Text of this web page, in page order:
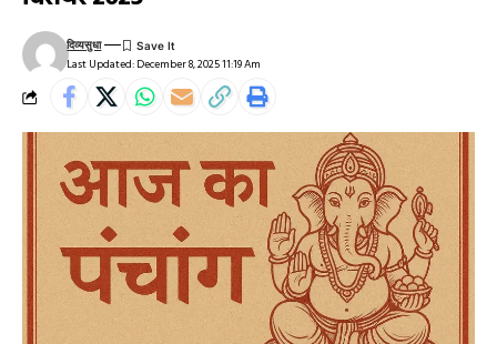
Last Updated: December 8, 2025 11:19 Am
दिव्यसुधा